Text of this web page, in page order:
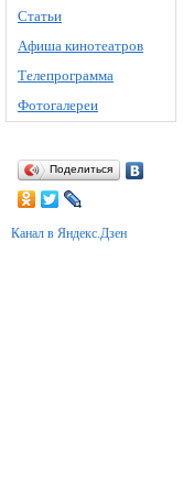
Статьи
Афиша кинотеатров
Телепрограмма
Фотогалереи
Поделиться
Канал в Яндекс.Дзен